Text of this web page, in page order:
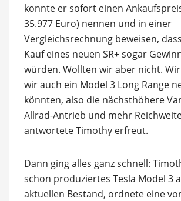
konnte er sofort einen
35.977 Euro) nennen und in einer
Vergleichsrechnung beweisen,
Kauf eines neuen SR+ sogar
würden. Wollten wir aber nicht.
wir auch ein Model 3 Long Range
könnten, also die nächsthöhere
Allrad-Antrieb und mehr
antwortete Timothy erfreut.
Dann ging alles ganz schnell:
schon produziertes Tesla Model 3
aktuellen Bestand, ordnete eine